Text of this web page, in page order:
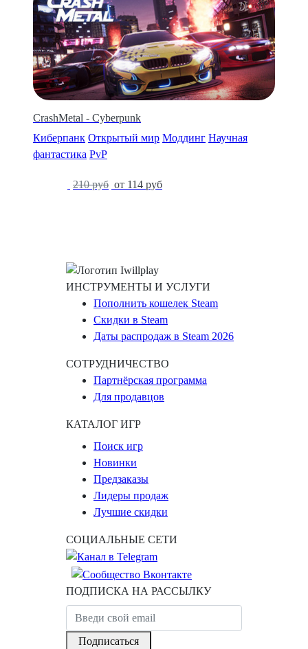
CrashMetal - Cyberpunk
Киберпанк Открытый мир Моддинг Научная
фантастика PvP
210 руб от 114 руб
ИНСТРУМЕНТЫ И УСЛУГИ
Пополнить кошелек Steam
Скидки в Steam
Даты распродаж в Steam 2026
СОТРУДНИЧЕСТВО
Партнёрская программа
Для продавцов
КАТАЛОГ ИГР
Поиск игр
Новинки
Предзаказы
Лидеры продаж
Лучшие скидки
СОЦИАЛЬНЫЕ СЕТИ
ПОДПИСКА НА РАССЫЛКУ
Подписаться